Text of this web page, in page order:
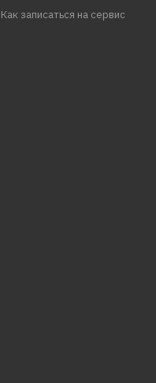
Как записаться на сервис